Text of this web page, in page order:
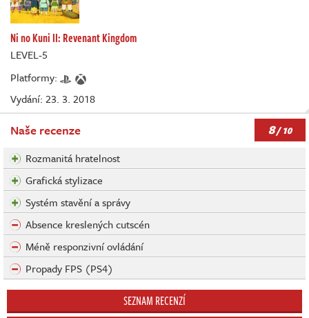
Ni no Kuni II: Revenant Kingdom
LEVEL-5
Platformy:
Vydání: 23. 3. 2018
Naše recenze 8/ 10
Rozmanitá hratelnost
Grafická stylizace
Systém stavění a správy
Absence kreslených cutscén
Méně responzivní ovládání
Propady FPS (PS4)
SEZNAM RECENZÍ